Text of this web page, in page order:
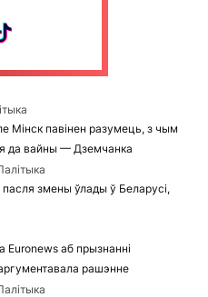
Мінск павінен разумець, з чым
да вайны — Дземчанка
змены ўлады ў Беларусі,
Euronews аб прызнанні
рашэнне